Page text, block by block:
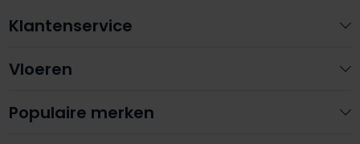
Klantenservice
Vloeren
Populaire merken